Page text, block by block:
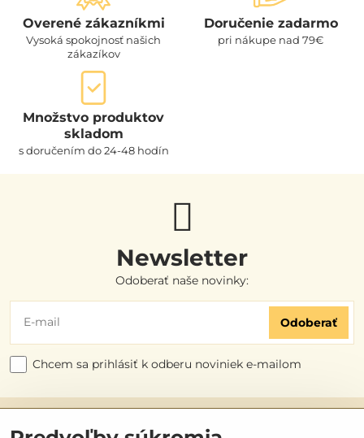
Overené zákazníkmi
Vysoká spokojnosť našich
zákazíkov
Doručenie zadarmo
pri nákupe nad 79€
Množstvo produktov
skladom
s doručením do 24-48 hodín
Newsletter
Odoberať naše novinky:
Odoberať
Chcem sa prihlásiť k odberu noviniek e-mailom
Užitočné odkazy